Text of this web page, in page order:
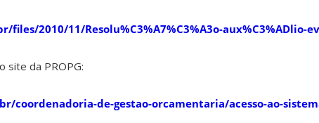
2010/11/Resolu%C3%A7%C3%A3o-aux%C3%ADlio-
site da PROPG:
coordenadoria-de-gestao-orcamentaria/acesso-ao-